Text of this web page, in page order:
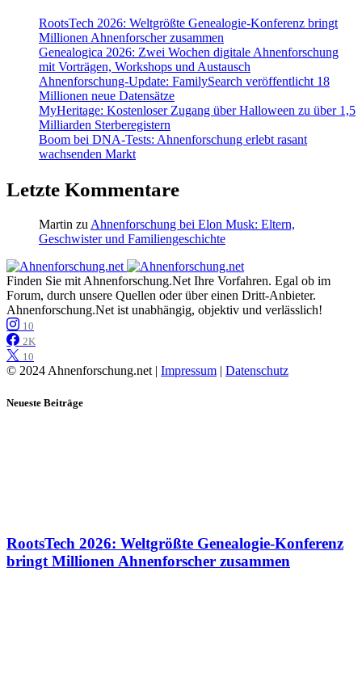
RootsTech 2026: Weltgrößte Genealogie-Konferenz bringt
Millionen Ahnenforscher zusammen
Genealogica 2026: Zwei Wochen digitale Ahnenforschung
mit Vorträgen, Workshops und Austausch
Ahnenforschung-Update: FamilySearch veröffentlicht 18
Millionen neue Datensätze
MyHeritage: Kostenloser Zugang über Halloween zu über 1,5
Milliarden Sterberegistern
Boom bei DNA-Tests: Ahnenforschung erlebt rasant
wachsenden Markt
Letzte Kommentare
Martin zuAhnenforschung bei Elon Musk: Eltern,
Geschwister und Familiengeschichte
Finden Sie mit Ahnenforschung.Net Ihre Vorfahren. Egal ob im
Forum, durch unsere Quellen oder über einen Dritt-Anbieter.
Ahnenforschung.Net ist unabhängig, objektiv und verlässlich!
10
2K
10
© 2024 Ahnenforschung.net | Impressum Datenschutz
Neueste Beiträge
RootsTech 2026: Weltgrößte Genealogie-Konferenz
bringt Millionen Ahnenforscher zusammen